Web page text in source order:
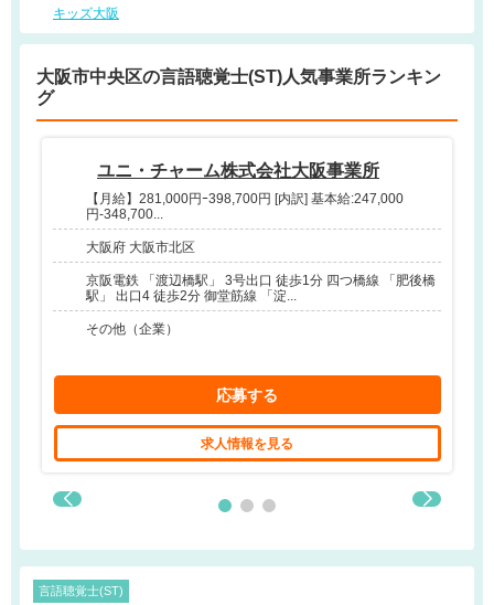
キッズ大阪
大阪市中央区の言語聴覚士(ST)人気事業所ランキン
グ
ユニ・チャーム株式会社大阪事業所
【月給】281,000円ｰ398,700円 [内訳] 基本給:247,000
円-348,700...
大阪府 大阪市北区
京阪電鉄 「渡辺橋駅」 3号出口 徒歩1分 四つ橋線 「肥後橋
駅」 出口4 徒歩2分 御堂筋線 「淀...
その他（企業）
応募する
求人情報を見る
言語聴覚士(ST)